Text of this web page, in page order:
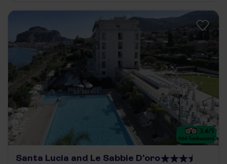
3.4/5
966 hodnocení
Santa Lucia and Le Sabbie D'oro